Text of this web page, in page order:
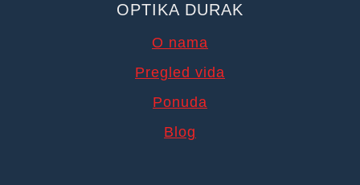
OPTIKA DURAK
O nama
Pregled vida
Ponuda
Blog